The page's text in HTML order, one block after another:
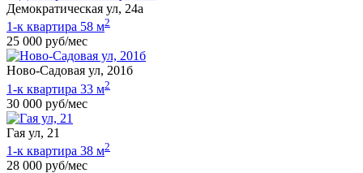
Демократическая ул, 24а
1-к квартира 58 м2
25 000 руб/мес
Ново-Садовая ул, 201б
1-к квартира 33 м2
30 000 руб/мес
Гая ул, 21
1-к квартира 38 м2
28 000 руб/мес